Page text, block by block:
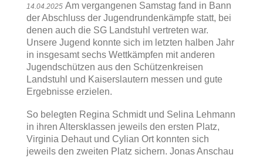
14.04.2025 Am vergangenen Samstag fand in Bann
der Abschluss der Jugendrundenkämpfe statt, bei
denen auch die SG Landstuhl vertreten war.
Unsere Jugend konnte sich im letzten halben Jahr
in insgesamt sechs Wettkämpfen mit anderen
Jugendschützen aus den Schützenkreisen
Landstuhl und Kaiserslautern messen und gute
Ergebnisse erzielen.
So belegten Regina Schmidt und Selina Lehmann
in ihren Altersklassen jeweils den ersten Platz,
Virginia Dehaut und Cylian Ort konnten sich
jeweils den zweiten Platz sichern. Jonas Anschau